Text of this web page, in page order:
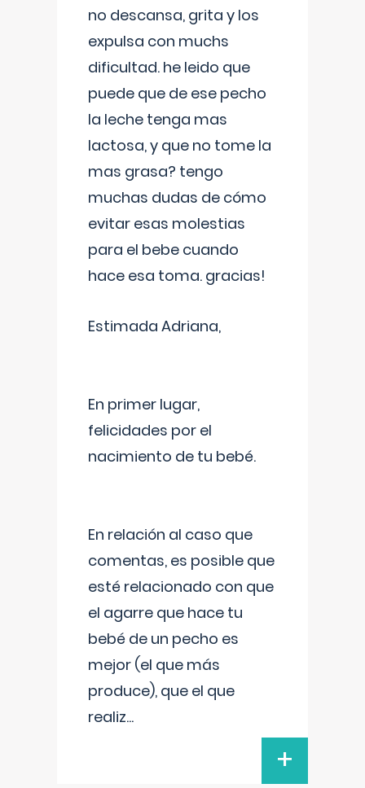
no descansa, grita y los
expulsa con muchs
dificultad. he leido que
puede que de ese pecho
la leche tenga mas
lactosa, y que no tome la
mas grasa? tengo
muchas dudas de cómo
evitar esas molestias
para el bebe cuando
hace esa toma. gracias!
Estimada Adriana,
En primer lugar,
felicidades por el
nacimiento de tu bebé.
En relación al caso que
comentas, es posible que
esté relacionado con que
el agarre que hace tu
bebé de un pecho es
mejor (el que más
produce), que el que
realiz...
+